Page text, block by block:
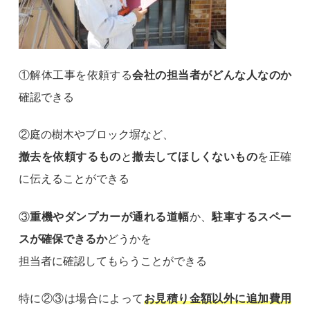
①解体工事を依頼する会社の担当者がどんな人なのか
確認できる
②庭の樹木やブロック塀など、
撤去を依頼するものと撤去してほしくないものを正確
に伝えることができる
③重機やダンプカーが通れる道幅か、駐車するスペー
スが確保できるかどうかを
担当者に確認してもらうことができる
特に②③は場合によってお見積り金額以外に追加費用